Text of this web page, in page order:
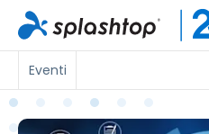
Eventi